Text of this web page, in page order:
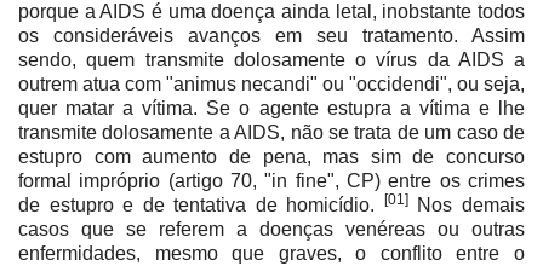
porque a AIDS é uma doença ainda letal, inobstante todos
os consideráveis avanços em seu tratamento. Assim
sendo, quem transmite dolosamente o vírus da AIDS a
outrem atua com "animus necandi" ou "occidendi", ou seja,
quer matar a vítima. Se o agente estupra a vítima e lhe
transmite dolosamente a AIDS, não se trata de um caso de
estupro com aumento de pena, mas sim de concurso
formal impróprio (artigo 70, "in fine", CP) entre os crimes
de estupro e de tentativa de homicídio.
[01]Nos demais
casos que se referem a doenças venéreas ou outras
enfermidades, mesmo que graves, o conflito entre o